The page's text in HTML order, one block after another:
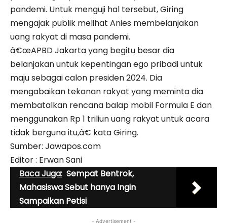
pandemi. Untuk menguji hal tersebut, Giring
mengajak publik melihat Anies membelanjakan
uang rakyat di masa pandemi.
â€œAPBD Jakarta yang begitu besar dia
belanjakan untuk kepentingan ego pribadi untuk
maju sebagai calon presiden 2024. Dia
mengabaikan tekanan rakyat yang meminta dia
membatalkan rencana balap mobil Formula E dan
menggunakan Rp 1 triliun uang rakyat untuk acara
tidak berguna itu,â€ kata Giring.
Sumber: Jawapos.com
Editor : Erwan Sani
Baca Juga: Sempat Bentrok,
Mahasiswa Sebut hanya Ingin
Sampaikan Petisi
- Advertisement -